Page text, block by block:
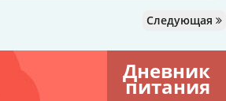
Следующая
Дневник
питания